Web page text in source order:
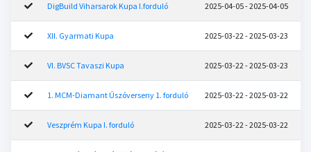
DigBuild Viharsarok Kupa I.forduló 2025-04-05 - 2025-04-05
XII. Gyarmati Kupa 2025-03-22 - 2025-03-23
VI. BVSC Tavaszi Kupa 2025-03-22 - 2025-03-23
1. MCM-Diamant Úszóverseny 1. forduló 2025-03-22 - 2025-03-22
Veszprém Kupa I. forduló 2025-03-22 - 2025-03-22